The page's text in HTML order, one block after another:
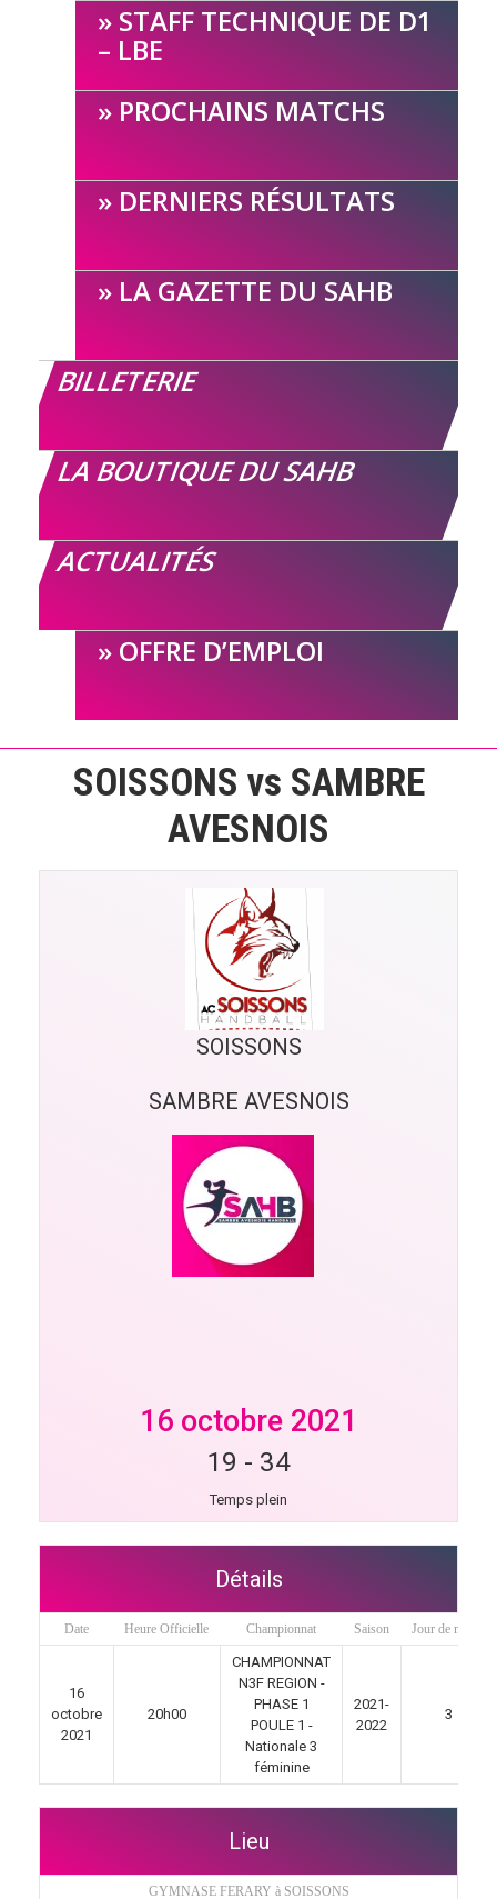
STAFF TECHNIQUE DE D1
– LBE
PROCHAINS MATCHS
DERNIERS RÉSULTATS
LA GAZETTE DU SAHB
BILLETERIE
LA BOUTIQUE DU SAHB
ACTUALITÉS
OFFRE D’EMPLOI
SOISSONS vs SAMBRE
AVESNOIS
SOISSONS
SAMBRE AVESNOIS
16 octobre 2021
19 - 34
Temps plein
Détails
Date Heure Officielle Championnat Saison Jour de match
16
octobre
2021
20h00
CHAMPIONNAT
N3F REGION -
PHASE 1
POULE 1 -
Nationale 3
féminine
2021-
2022
3
Lieu
GYMNASE FERARY à SOISSONS